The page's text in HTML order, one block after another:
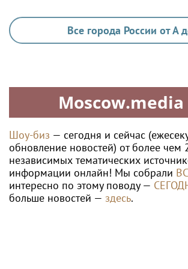
Все города России от А
Moscow.media
Шоу-биз — сегодня и сейчас
обновление новостей) от более чем
независимых тематических
информации онлайн! Мы собрали
интересно по этому поводу —
больше новостей — здесь.